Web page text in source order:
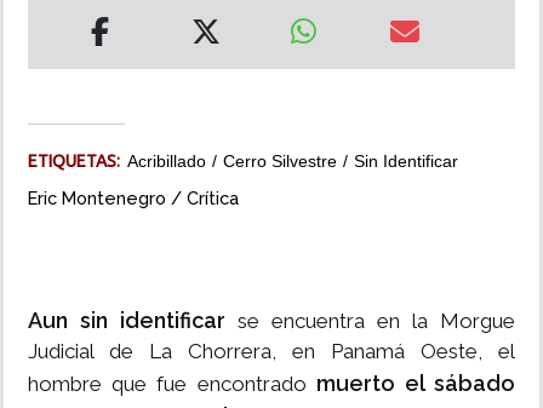
DEPORTES
INSÓLITAS
IMPRESO
ETIQUETAS: Acribillado Cerro Silvestre Sin Identificar
Eric Montenegro / Crítica
Aun sin identificar se encuentra en la Morgue
Judicial de La Chorrera, en Panamá Oeste, el
hombre que fue encontrado muerto el sábado